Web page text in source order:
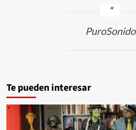
PuroSonido
Te pueden interesar